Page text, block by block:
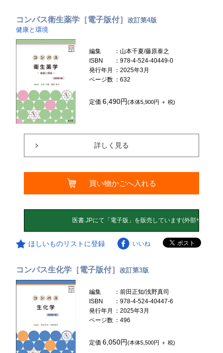
コンパス衛生薬学［電子版付］改訂第4版
健康と環境
編集
：山本千夏/藤原泰之
ISBN
：978-4-524-40449-0
発行年月
：2025年3月
ページ数 ：632
定価6,490円(本体5,900円 ＋ 税)
詳しく見る
買い物かごへ入れる
ほしいものリストに登録 いいね
コンパス生化学［電子版付］改訂第3版
編集
：前田正知/浅野真司
ISBN
：978-4-524-40447-6
発行年月
：2025年3月
ページ数 ：496
定価6,050円(本体5,500円 ＋ 税)